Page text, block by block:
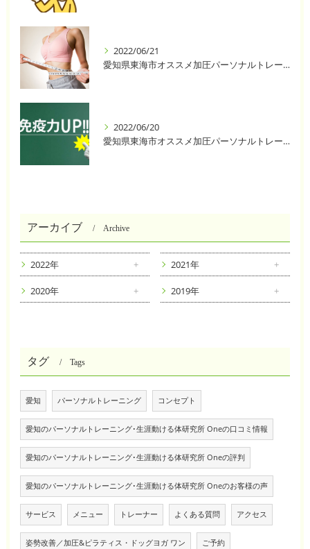
2022/06/21
愛知県東海市オススメ加圧パーソナルトレーニングジム One❣️
2022/06/20
愛知県東海市オススメ加圧パーソナルトレーニングジム One❣️
アーカイブ Archive
2022年 2021年
2020年 2019年
タグ Tags
愛知 パーソナルトレーニング コンセプト
愛知のパーソナルトレーニング･生涯動ける体研究所 Oneの口コミ情報
愛知のパーソナルトレーニング･生涯動ける体研究所 Oneの評判
愛知のパーソナルトレーニング･生涯動ける体研究所 Oneのお客様の声
サービス メニュー トレーナー よくある質問 アクセス
姿勢改善／加圧&ピラティス・ドッグヨガ ワン ご予約